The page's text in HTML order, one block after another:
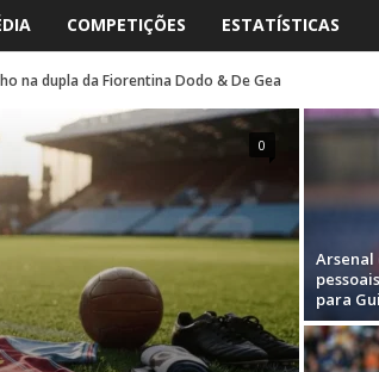
COMPETIÇÕES ESTATÍSTICAS
na dupla da Fiorentina Dodo & De Gea
0
Arsenal
para